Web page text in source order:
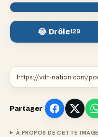
😂 Drôle129
Partager
À PROPOS DE CETTE IMAGE